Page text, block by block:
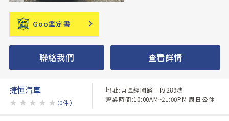
Goo鑑定書
聯絡我們 查看詳情
捷恒汽車
★ ★ ★ ★ ★ （0件）
地址:東區經國路一段289號
營業時間:10:00AM~21:00PM 周日公休